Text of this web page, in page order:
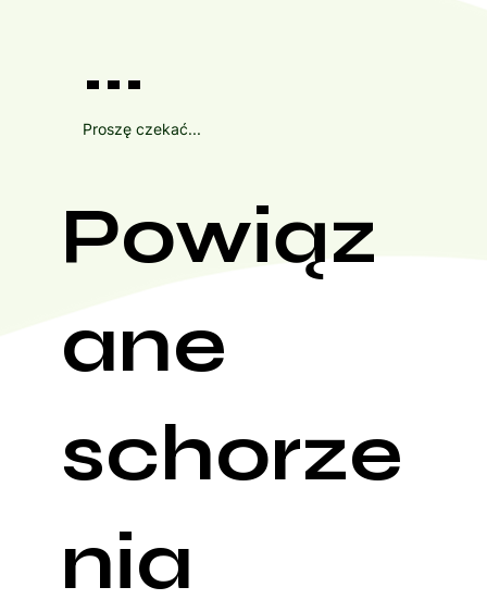
...
Proszę czekać...
Powiąz
ane
schorze
nia